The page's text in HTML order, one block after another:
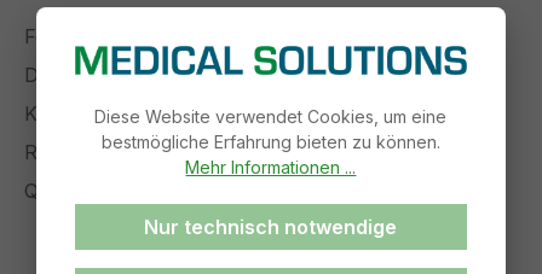
Forschung und Entwicklung
Die Zukunft der Medizintechnik
Komplettservice
Referenzen
Qualitätsmanagement
Diese Website verwendet Cookies, um eine
bestmögliche Erfahrung bieten zu können.
Mehr Informationen ...
Nur technisch notwendige